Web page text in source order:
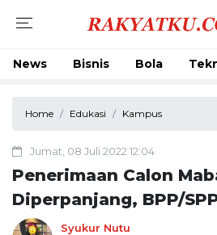
News Bisnis Bola
Home Edukasi Kampus
Jumat, 08 Juli 2022 12:04
Penerimaan Calon
Diperpanjang, BPP/
Syukur Nutu